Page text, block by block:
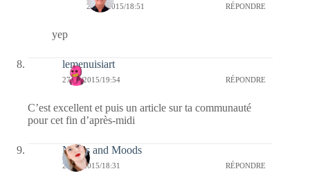
28/10/2015/18:51 RÉPONDRE
yep
lemenuisiart
27/10/2015/19:54 RÉPONDRE
C’est excellent et puis un article sur ta communauté
pour cet fin d’après-midi
Needs and Moods
27/10/2015/18:31 RÉPONDRE